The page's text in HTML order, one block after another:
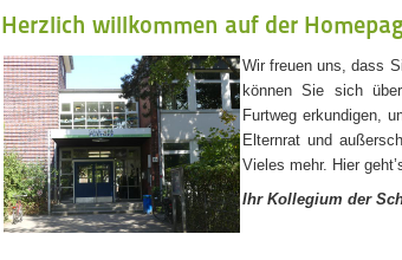
Herzlich willkommen auf der
Wir freuen uns, dass
können Sie sich
Furtweg erkundigen,
Elternrat und
Vieles mehr. Hier
Ihr Kollegium der